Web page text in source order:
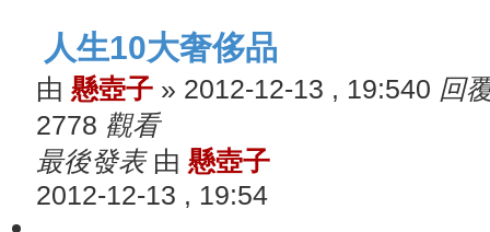
人生10大奢侈品
由 懸壺子 » 2012-12-13 , 19:540 回
2778 觀看
最後發表 由 懸壺子
2012-12-13 , 19:54